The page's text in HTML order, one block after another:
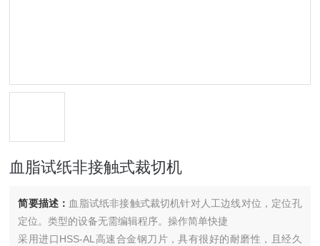
血脂试纸非接触式裁切机
简要描述： 血脂试纸非接触式裁切机针对人工边线对位，定位孔
定位。类型的设备无需编辑程序。操作简单快捷
采用进口HSS-AL高速合金钢刀片，具有很好的耐磨性，且经久